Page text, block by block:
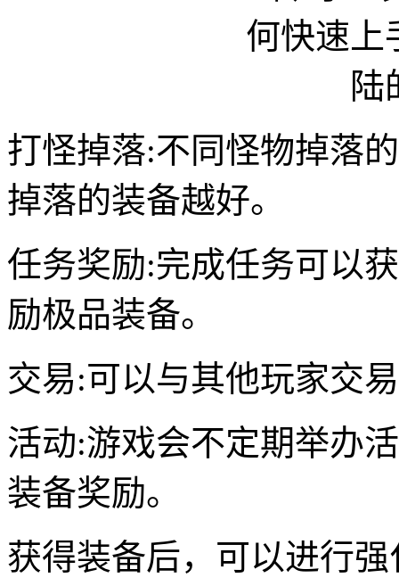
打怪掉落:不同怪物掉落
掉落的装备越好。
任务奖励:完成任务可以
励极品装备。
交易:可以与其他玩家交
活动:游戏会不定期举办
装备奖励。
获得装备后，可以进行